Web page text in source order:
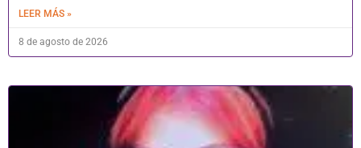
LEER MÁS »
8 de agosto de 2026